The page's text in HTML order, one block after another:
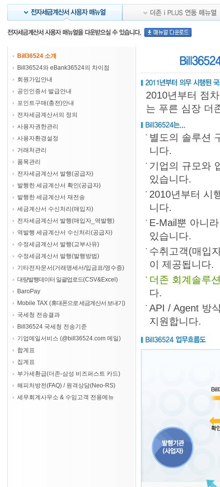
Bill36524 소개
Bill36524와 eBank36524의 차이점
회원가입안내
공인인증서 발급안내
포인트구매(충전)안내
전자세금계산서의 정의
사용자권한관리
사용자환경설정
거래처관리
품목관리
전자세금계산서 발행(공급자)
발행한 세금계산서 확인(공급자)
발행한 세금계산서 재전송
세금계산서 수신처리(매입자)
전자세금계산서 발행(매입자_역발행)
역발행 세금계산서 수신처리(공급자)
수정세금계산서 발행(교부사유)
수정세금계산서 발행(발행방법)
기타전자문서(거래명세서/입금표/영수증)
대량발행데이터 일괄업로드(CSV&Excel)
BaroPay
Mobile TAX (휴대폰으로 세금계산서 보내기 )
국세청 전송결과
Bill36524 국세청 전송기준
기업메일서비스 (@bill36524.com 메일)
합계표
집계표
부가세환급(더존-삼성 비즈퍼스트 카드)
해피처방전(FAQ) / 원격상담(Neo-RS)
세무회계사무소 & 수임고객 전용메뉴